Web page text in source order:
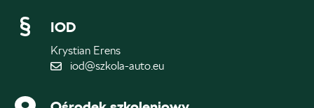
IOD
Krystian Erens
iod@szkola-auto.eu